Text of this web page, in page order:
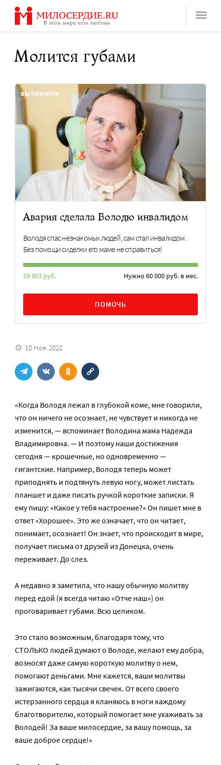
Перейти
содержанию
Молится губами
Авария сделала Володю инвалидом
Володя спас незнакомых людей, сам стал инвалидом.
Без помощи сиделки его маме не справиться!
59 903 руб. Нужно 60 000 руб. в мес.
ПОМОЧЬ
ВЫ ПОМОГЛИ
10 Ноя. 2022
«Когда Володя лежал в глубокой коме, мне говорили,
что он ничего не осознает, не чувствует и никогда не
изменится, — вспоминает Володина мама Надежда
Владимировна. — И поэтому наши достижения
сегодня — крошечные, но одновременно —
гигантские. Например, Володя теперь может
приподнять и подтянуть левую ногу, может листать
планшет и даже писать ручкой короткие записки. Я
ему пишу: «Какое у тебя настроение?» Он пишет мне в
ответ «Хорошее». Это же означает, что он читает,
понимает, осознает! Он знает, что происходит в мире,
получает письма от друзей из Донецка, очень
переживает. До слез.
А недавно я заметила, что нашу обычную молитву
перед едой (я всегда читаю «Отче наш») он
проговаривает губами. Всю целиком.
Это стало возможным, благодаря тому, что
СТОЛЬКО людей думают о Володе, желают ему добра,
возносят даже самую короткую молитву о нем,
помогают деньгами. Мне кажется, ваши молитвы
зажигаются, как тысячи свечек. От всего своего
истерзанного сердца я кланяюсь в ноги каждому
благотворителю, который помогает мне ухаживать за
Володей! За ваше милосердие, за вашу помощь, за
ваше доброе сердце!»